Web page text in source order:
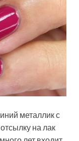
металлик с
на лак